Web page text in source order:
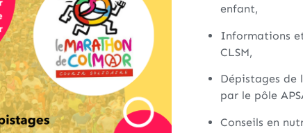
enfant,
Informations
CLSM,
Dépistages de
par le pôle
Conseils en